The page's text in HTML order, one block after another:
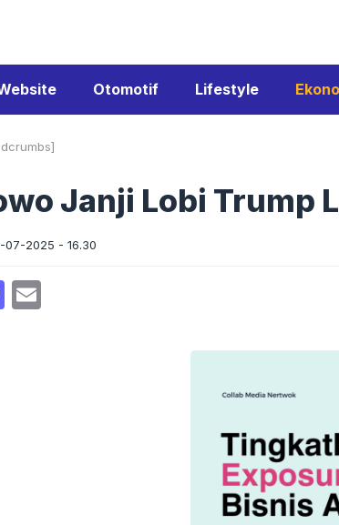
Otomotif Lifestyle
Janji Lobi Trump
07-2025 - 16.30
Mastodon